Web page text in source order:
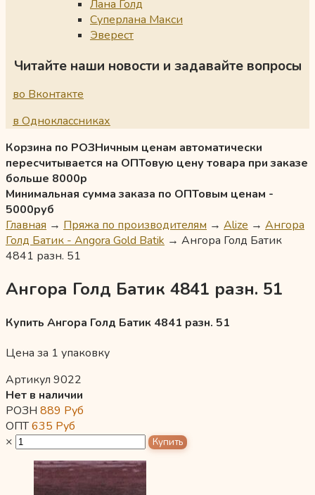
Лана Голд
Суперлана Макси
Эверест
Читайте наши новости и задавайте вопросы
во Вконтакте
в Одноклассниках
Корзина по РОЗНичным ценам автоматически
пересчитывается на ОПТовую цену товара при заказе
больше 8000р
Минимальная сумма заказа по ОПТовым ценам -
5000руб
Главная → Пряжа по производителям → Alize → Ангора
Голд Батик - Angora Gold Batik → Ангора Голд Батик
4841 разн. 51
Ангора Голд Батик 4841 разн. 51
Купить Ангора Голд Батик 4841 разн. 51
Цена за 1 упаковку
Артикул 9022
Нет в наличии
РОЗН 889 Руб
ОПТ635 Руб
×